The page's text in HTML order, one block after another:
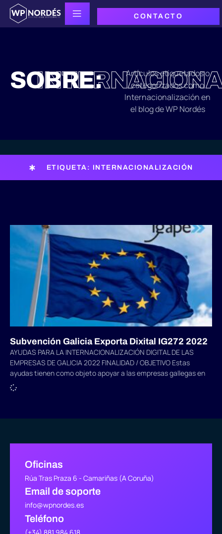
CONTACTO
SOBRE:
Artículos etiquetados o
categorizados como
Internacionalización en
el blog de WP Nordés
ETIQUETA: INTERNACIONALIZACIÓN
Subvención Galicia Exporta Dixital IG272 2022
AYUDAS PARA LA INTERNACIONALIZACIÓN DIGITAL DE LAS
EMPRESAS DE GALICIA 2022 FINALIDAD / OBJETIVO Estas
ayudas tienen como objeto apoyar a las empresas gallegas en
Oficinas
Rúa Tras Praza 6 - Camariñas (A Coruña)
Email de soporte
info@wpnordes.es
Teléfono